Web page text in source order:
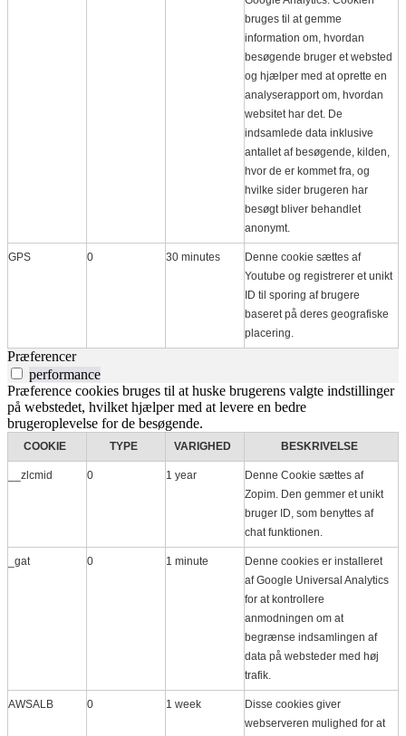
bruges til at gemme
information om, hvordan
besøgende bruger et websted
og hjælper med at oprette en
analyserapport om, hvordan
websitet har det. De
indsamlede data inklusive
antallet af besøgende, kilden,
hvor de er kommet fra, og
hvilke sider brugeren har
besøgt bliver behandlet
anonymt.
GPS 0 30 minutes
Denne cookie sættes af
Youtube og registrerer et unikt
ID til sporing af brugere
baseret på deres geografiske
placering.
Præferencer
performance
Præference cookies bruges til at huske brugerens valgte indstillinger
på webstedet, hvilket hjælper med at levere en bedre
brugeroplevelse for de besøgende.
COOKIE TYPE VARIGHED BESKRIVELSE
__zlcmid 0 1 year
Denne Cookie sættes af
Zopim. Den gemmer et unikt
bruger ID, som benyttes af
chat funktionen.
_gat 0 1 minute
Denne cookies er installeret
af Google Universal Analytics
for at kontrollere
anmodningen om at
begrænse indsamlingen af ​​
data på websteder med høj
trafik.
AWSALB 0 1 week
Disse cookies giver
webserveren mulighed for at